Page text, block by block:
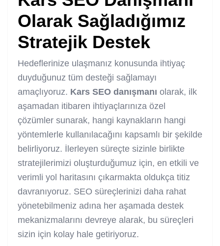
Olarak Sağladığımız
Stratejik Destek
Hedeflerinize ulaşmanız konusunda ihtiyaç
duyduğunuz tüm desteği sağlamayı
amaçlıyoruz. Kars SEO danışmanı olarak, ilk
aşamadan itibaren ihtiyaçlarınıza özel
çözümler sunarak, hangi kaynakların hangi
yöntemlerle kullanılacağını kapsamlı bir şekilde
belirliyoruz. İlerleyen süreçte sizinle birlikte
stratejilerimizi oluşturduğumuz için, en etkili ve
verimli yol haritasını çıkarmakta oldukça titiz
davranıyoruz. SEO süreçlerinizi daha rahat
yönetebilmeniz adına her aşamada destek
mekanizmalarını devreye alarak, bu süreçleri
sizin için kolay hale getiriyoruz.